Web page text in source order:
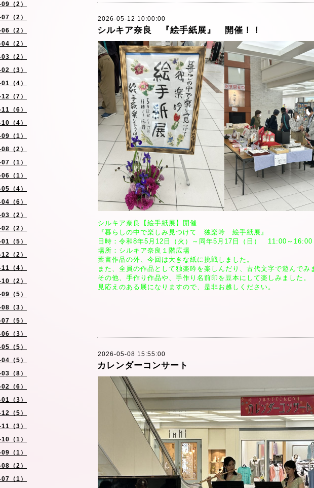
（2）
（2）
（2）
（2）
（2）
（3）
（4）
（7）
（6）
（4）
（1）
（2）
（1）
（1）
（4）
（6）
（2）
（2）
（5）
（2）
（4）
（2）
（5）
（3）
（5）
（3）
（5）
（5）
（8）
（6）
（3）
（5）
（3）
（1）
（1）
（2）
（1）
2026-05-12 10:00:00
シルキア奈良 『絵手紙展』 開催！！
シルキア奈良【絵手紙展】開催
『暮らしの中で楽しみ見つけて 独楽吟 絵手紙展』
日時：令和8年5月12日（火）～同年5月17日（日） 11:00～16:00
場所：シルキア奈良１階広場
葉書作品の外、今回は大きな紙に挑戦しました。
また、全員の作品として独楽吟を楽しんだり、古代文字で遊んでみ
その他、手作り作品や、手作り名前印を豆本にして楽しみました。
見応えのある展になりますので、是非お越しください。
2026-05-08 15:55:00
カレンダーコンサート